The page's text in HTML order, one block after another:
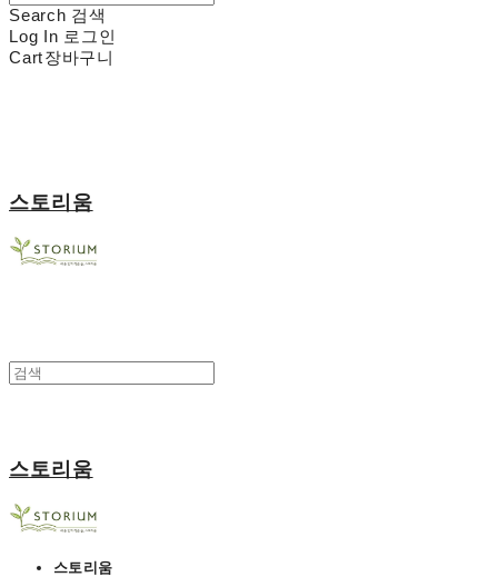
Search 검색
Log In 로그인
Cart장바구니
스토리움
스토리움
스토리움